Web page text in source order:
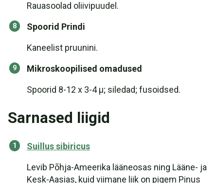
Rauasoolad oliivipuudel.
Spoorid Prindi
Kaneelist pruunini.
Mikroskoopilised omadused
Spoorid 8-12 x 3-4 µ; siledad; fusoidsed.
Sarnased liigid
Suillus sibiricus
Levib Põhja-Ameerika lääneosas ning Lääne- ja
Kesk-Aasias, kuid viimane liik on pigem Pinus